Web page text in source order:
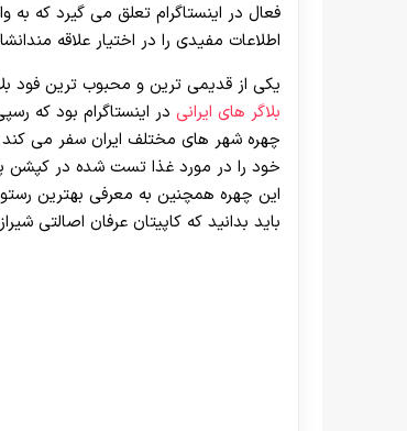
فعال در اینستاگرام تعلق می گیرد که
اطلاعات مفیدی را در اختیار علاقه
یکی از قدیمی ترین و محبوب ترین فود
بلاگر های ایرانی در اینستاگرام بود که
چهره شهر های مختلف ایران سفر می
خود را در مورد غذا تست شده در کپشن
این چهره همچنین به معرفی بهترین
باید بدانید که کاپیتان عرفان اصالتی